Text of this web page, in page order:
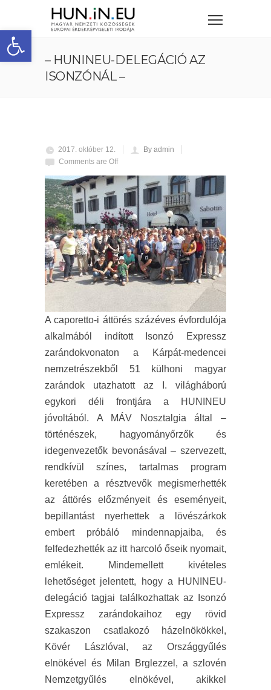
Eszköztár megnyitása
– HUNINEU-DELEGÁCIÓ AZ
ISONZÓNÁL –
2017. október 12.
By admin
Comments are Off
A caporetto-i áttörés százéves évfordulója
alkalmából indított Isonzó Expressz
zarándokvonaton a Kárpát-medencei
nemzetrészekből 51 külhoni magyar
zarándok utazhatott az I. világháború
egykori déli frontjára a HUNINEU
jóvoltából. A MÁV Nosztalgia által –
történészek, hagyományőrzők és
idegenvezetők bevonásával – szervezett,
rendkívül színes, tartalmas program
keretében a résztvevők megismerhették
az áttörés előzményeit és eseményeit,
bepillantást nyerhettek a lövészárkok
embert próbáló mindennapjaiba, és
felfedezhették az itt harcoló őseik nyomait,
emlékeit. Mindemellett kivételes
lehetőséget jelentett, hogy a HUNINEU-
delegáció tagjai találkozhattak az Isonzó
Expressz zarándokaihoz egy rövid
szakaszon csatlakozó házelnökökkel,
Kövér Lászlóval, az Országgyűlés
elnökével és Milan Brglezzel, a szlovén
Nemzetgyűlés elnökével, akikkel